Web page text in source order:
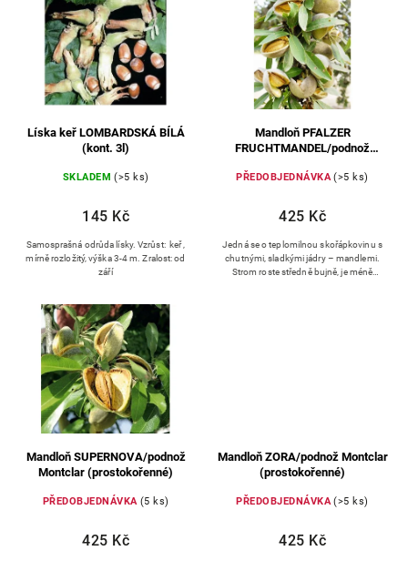
Abecedně
Líska keř LOMBARDSKÁ BÍLÁ
(kont. 3l)
SKLADEM (>5 ks)
145 Kč
Samosprašná odrůda lísky. Vzrůst: keř ,
mírně rozložitý, výška 3-4 m. Zralost: od
září
Mandloň PFALZER
FRUCHTMANDEL/podnož
PŘEDOBJEDNÁVKA (>5 ks)
425 Kč
Jedná se o teplomilnou skořápkovinu s
chutnými, sladkými jádry – mandlemi.
Strom roste středně bujně, je méně
Mandloň SUPERNOVA/podnož
Montclar (prostokořenné)
PŘEDOBJEDNÁVKA (5 ks)
425 Kč
Mandloň ZORA/podnož Montclar
(prostokořenné)
PŘEDOBJEDNÁVKA (>5 ks)
425 Kč